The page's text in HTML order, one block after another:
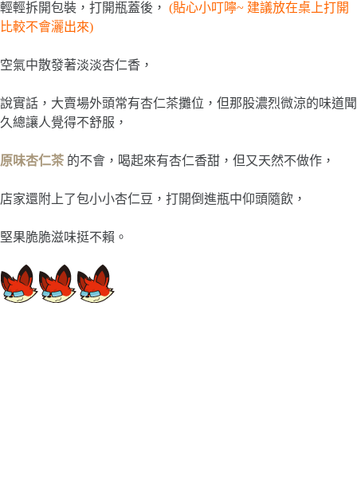
輕輕拆開包裝，打開瓶蓋後， (貼心小叮嚀~ 建議放在桌上打開
比較不會灑出來)
空氣中散發著淡淡杏仁香，
說實話，大賣場外頭常有杏仁茶攤位，但那股濃烈微涼的味道聞
久總讓人覺得不舒服，
原味杏仁茶 的不會，喝起來有杏仁香甜，但又天然不做作，
店家還附上了包小小杏仁豆，打開倒進瓶中仰頭隨飲，
堅果脆脆滋味挺不賴。